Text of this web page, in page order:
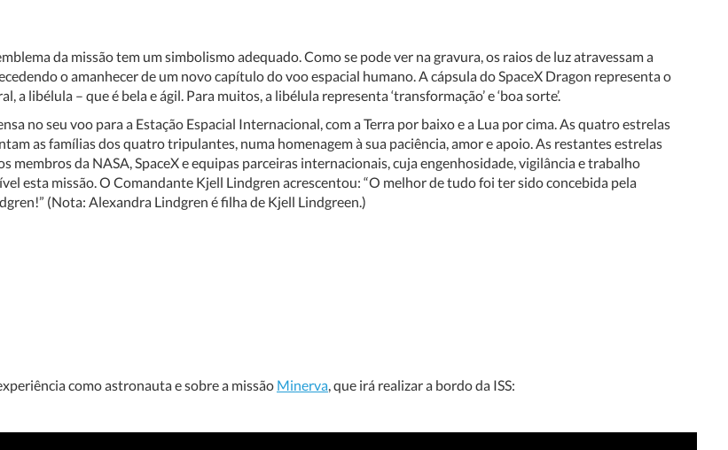
da missão tem um simbolismo adequado. Como se pode ver na gravura, os raios de luz atravessam a
o amanhecer de um novo capítulo do voo espacial humano. A cápsula do SpaceX Dragon representa o
a libélula – que é bela e ágil. Para muitos, a libélula representa ‘transformação’ e ‘boa sorte’.
no seu voo para a Estação Espacial Internacional, com a Terra por baixo e a Lua por cima.As quatro estrelas
as famílias dos quatro tripulantes, numa homenagem à sua paciência, amor e apoio. As restantes estrelas
membros da NASA, SpaceX e equipas parceiras internacionais, cuja engenhosidade, vigilância e trabalho
esta missão. O Comandante Kjell Lindgren acrescentou: “O melhor de tudo foi ter sido concebida pela
(Nota: Alexandra Lindgren é filha de Kjell Lindgreen.)
como astronauta e sobre a missão Minerva, que irá realizar a bordo da ISS: